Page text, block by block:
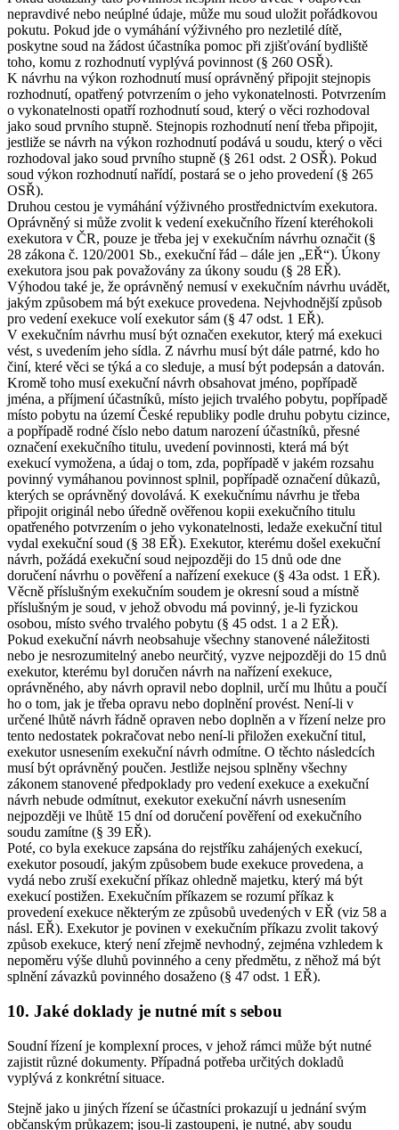
nepravdivé nebo neúplné údaje, může mu soud uložit pořádkovou
pokutu. Pokud jde o vymáhání výživného pro nezletilé dítě,
poskytne soud na žádost účastníka pomoc při zjišťování bydliště
toho, komu z rozhodnutí vyplývá povinnost (§ 260 OSŘ).
K návrhu na výkon rozhodnutí musí oprávněný připojit stejnopis
rozhodnutí, opatřený potvrzením o jeho vykonatelnosti. Potvrzením
o vykonatelnosti opatří rozhodnutí soud, který o věci rozhodoval
jako soud prvního stupně. Stejnopis rozhodnutí není třeba připojit,
jestliže se návrh na výkon rozhodnutí podává u soudu, který o věci
rozhodoval jako soud prvního stupně (§ 261 odst. 2 OSŘ). Pokud
soud výkon rozhodnutí nařídí, postará se o jeho provedení (§ 265
OSŘ).
Druhou cestou je vymáhání výživného prostřednictvím exekutora.
Oprávněný si může zvolit k vedení exekučního řízení kteréhokoli
exekutora v ČR, pouze je třeba jej v exekučním návrhu označit (§
28 zákona č. 120/2001 Sb., exekuční řád – dále jen „EŘ“). Úkony
exekutora jsou pak považovány za úkony soudu (§ 28 EŘ).
Výhodou také je, že oprávněný nemusí v exekučním návrhu uvádět,
jakým způsobem má být exekuce provedena. Nejvhodnější způsob
pro vedení exekuce volí exekutor sám (§ 47 odst. 1 EŘ).
V exekučním návrhu musí být označen exekutor, který má exekuci
vést, s uvedením jeho sídla. Z návrhu musí být dále patrné, kdo ho
činí, které věci se týká a co sleduje, a musí být podepsán a datován.
Kromě toho musí exekuční návrh obsahovat jméno, popřípadě
jména, a příjmení účastníků, místo jejich trvalého pobytu, popřípadě
místo pobytu na území České republiky podle druhu pobytu cizince,
a popřípadě rodné číslo nebo datum narození účastníků, přesné
označení exekučního titulu, uvedení povinnosti, která má být
exekucí vymožena, a údaj o tom, zda, popřípadě v jakém rozsahu
povinný vymáhanou povinnost splnil, popřípadě označení důkazů,
kterých se oprávněný dovolává. K exekučnímu návrhu je třeba
připojit originál nebo úředně ověřenou kopii exekučního titulu
opatřeného potvrzením o jeho vykonatelnosti, ledaže exekuční titul
vydal exekuční soud (§ 38 EŘ). Exekutor, kterému došel exekuční
návrh, požádá exekuční soud nejpozději do 15 dnů ode dne
doručení návrhu o pověření a nařízení exekuce (§ 43a odst. 1 EŘ).
Věcně příslušným exekučním soudem je okresní soud a místně
příslušným je soud, v jehož obvodu má povinný, je-li fyzickou
osobou, místo svého trvalého pobytu (§ 45 odst. 1 a 2 EŘ).
Pokud exekuční návrh neobsahuje všechny stanovené náležitosti
nebo je nesrozumitelný anebo neurčitý, vyzve nejpozději do 15 dnů
exekutor, kterému byl doručen návrh na nařízení exekuce,
oprávněného, aby návrh opravil nebo doplnil, určí mu lhůtu a poučí
ho o tom, jak je třeba opravu nebo doplnění provést. Není-li v
určené lhůtě návrh řádně opraven nebo doplněn a v řízení nelze pro
tento nedostatek pokračovat nebo není-li přiložen exekuční titul,
exekutor usnesením exekuční návrh odmítne. O těchto následcích
musí být oprávněný poučen. Jestliže nejsou splněny všechny
zákonem stanovené předpoklady pro vedení exekuce a exekuční
návrh nebude odmítnut, exekutor exekuční návrh usnesením
nejpozději ve lhůtě 15 dní od doručení pověření od exekučního
soudu zamítne (§ 39 EŘ).
Poté, co byla exekuce zapsána do rejstříku zahájených exekucí,
exekutor posoudí, jakým způsobem bude exekuce provedena, a
vydá nebo zruší exekuční příkaz ohledně majetku, který má být
exekucí postižen. Exekučním příkazem se rozumí příkaz k
provedení exekuce některým ze způsobů uvedených v EŘ (viz 58 a
násl. EŘ). Exekutor je povinen v exekučním příkazu zvolit takový
způsob exekuce, který není zřejmě nevhodný, zejména vzhledem k
nepoměru výše dluhů povinného a ceny předmětu, z něhož má být
splnění závazků povinného dosaženo (§ 47 odst. 1 EŘ).
10. Jaké doklady je nutné mít s sebou
Soudní řízení je komplexní proces, v jehož rámci může být nutné
zajistit různé dokumenty. Případná potřeba určitých dokladů
vyplývá z konkrétní situace.
Stejně jako u jiných řízení se účastníci prokazují u jednání svým
občanským průkazem; jsou-li zastoupeni, je nutné, aby soudu